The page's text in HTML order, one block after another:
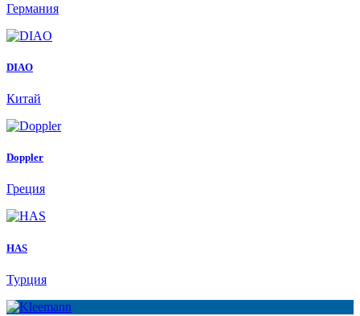
Германия
DIAO
Китай
Doppler
Греция
HAS
Турция